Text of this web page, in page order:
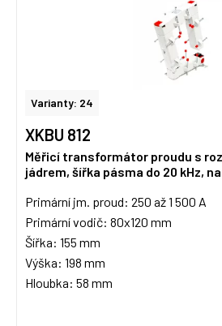
Varianty: 24
XKBU 812
Měřicí transformátor proudu s
jádrem, šířka pásma do 20 kHz,
Primární jm. proud: 250 až 1 500 A
Primární vodič: 80x120 mm
Šířka: 155 mm
Výška: 198 mm
Hloubka: 58 mm